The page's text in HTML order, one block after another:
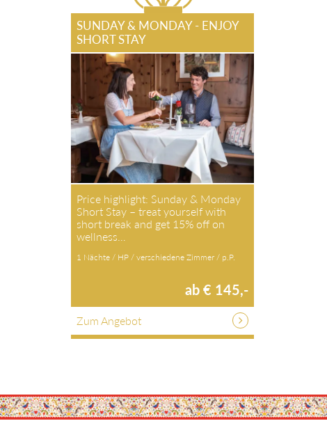
SUNDAY & MONDAY - ENJOY
SHORT STAY
Price highlight: Sunday & Monday
Short Stay – treat yourself with
short break and get 15% off on
wellness…
1 Nächte / HP / verschiedene Zimmer / p.P.
ab € 145,-
Zum Angebot